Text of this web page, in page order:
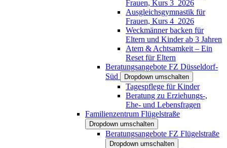
Frauen, Kurs 3_2026
Ausgleichsgymnastik für
Frauen, Kurs 4_2026
Weckmänner backen für
Eltern und Kinder ab 3 Jahren
Atem & Achtsamkeit – Ein
Reset für Eltern
Beratungsangebote FZ Düsseldorf-
Süd
Dropdown umschalten
Tagespflege für Kinder
Beratung zu Erziehungs-,
Ehe- und Lebensfragen
Familienzentrum Flügelstraße
Dropdown umschalten
Beratungsangebote FZ Flügelstraße
Dropdown umschalten